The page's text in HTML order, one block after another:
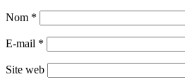
Nom *
E-mail *
Site web